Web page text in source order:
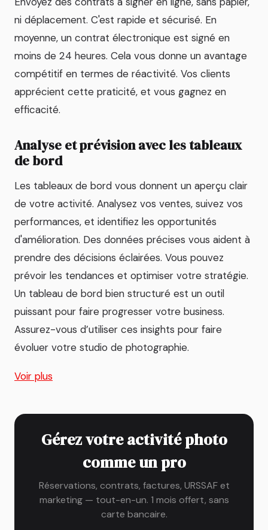
ni déplacement. C'est rapide et sécurisé. En
moyenne, un contrat électronique est signé en
moins de 24 heures. Cela vous donne un avantage
compétitif en termes de réactivité. Vos clients
apprécient cette praticité, et vous gagnez en
efficacité.
Analyse et prévision avec les tableaux
de bord
Les tableaux de bord vous donnent un aperçu clair
de votre activité. Analysez vos ventes, suivez vos
performances, et identifiez les opportunités
d'amélioration. Des données précises vous aident à
prendre des décisions éclairées. Vous pouvez
prévoir les tendances et optimiser votre stratégie.
Un tableau de bord bien structuré est un outil
puissant pour faire progresser votre business.
Assurez-vous d’utiliser ces insights pour faire
évoluer votre studio de photographie.
Voir plus
Gérez votre activité photo
comme un pro
Réservations, contrats, factures, URSSAF et
marketing — tout-en-un. 1 mois offert, sans
carte bancaire.